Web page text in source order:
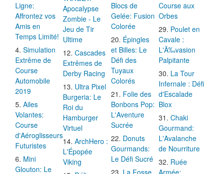
Ligne:
Affrontez vos
Amis en
Temps Limité!
Simulation
Extrême de
Course
Automobile
2019
Ailes
Volantes:
Course
d'Aéroglisseurs
Futuristes
Mini
Glouton: Le
Apocalypse
Zombie - Le
Jeu de Tir
Ultime
Cascades
Extrêmes de
Derby Racing
Ultra Pixel
Burgeria: Le
Roi du
Hamburger
Virtuel
ArchHero :
L'Épopée
Viking
Blocs de
Gelée: Fusion
Colorée
Épingles
et Billes: Le
Défi des
Tuyaux
Colorés
Folie des
Bonbons Pop:
L'Aventure
Sucrée
Donuts
Gourmands:
Le Défi Sucré
La Fosse
Course aux
Orbes
Poulet en
Cavale :
L'Ã‰vasion
Palpitante
La Tour
Infernale : Défi
d'Escalade
Blox
Chaki
Gourmand:
L'Avalanche
de Nourriture
Ruée
Armée: